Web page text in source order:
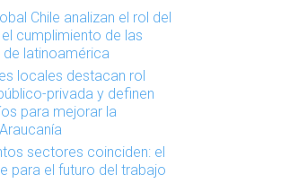
Chile analizan el rol del
cumplimiento de las
latinoamérica
locales destacan rol
privada y definen
para mejorar la
sectores coinciden: el
para el futuro del trabajo